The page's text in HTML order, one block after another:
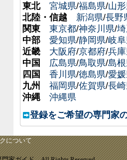
東北
宮城県/福島県/山
北陸・信越
新潟県/長野
関東
東京都/神奈川県/
中部
愛知県/静岡県/岐
近畿
大阪府/京都府/兵
中国
広島県/鳥取県/島
四国
香川県/徳島県/愛
九州
福岡県/佐賀県/長
沖縄
沖縄県
登録をご希望の専門家
について